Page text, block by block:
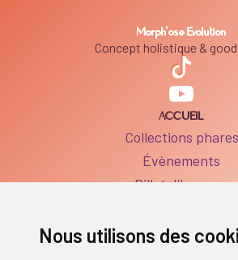
Nous utilisons des
Morph'ose Evolution
Concept holistique &
ACCUEIL
Collections phares
Évènements
Billet d’humeur
FAQ Produits